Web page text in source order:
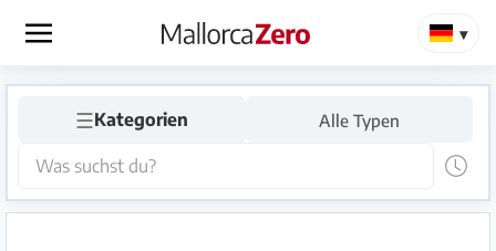
×
Startseite
Anzeige
aufgeben
☰Kategorien Alle Typen